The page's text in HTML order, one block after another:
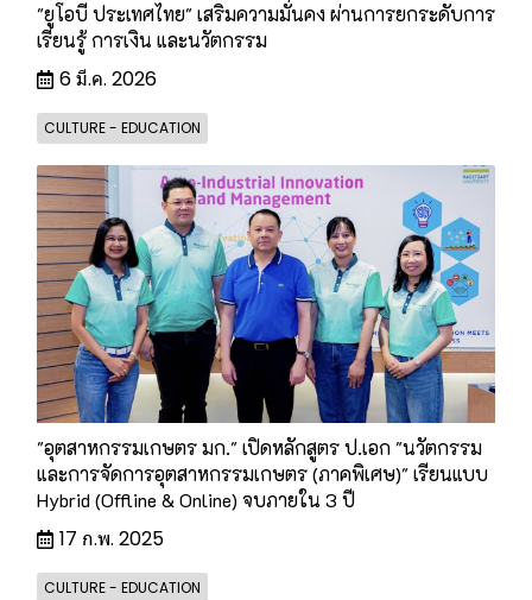
"ยูโอบี ประเทศไทย" เสริมความมั่นคง ผ่านการยกระดับการ
เรียนรู้ การเงิน และนวัตกรรม
6 มี.ค. 2026
CULTURE - EDUCATION
"อุตสาหกรรมเกษตร มก." เปิดหลักสูตร ป.เอก "นวัตกรรม
และการจัดการอุตสาหกรรมเกษตร (ภาคพิเศษ)" เรียนแบบ
Hybrid (Offline & Online) จบภายใน 3 ปี
17 ก.พ. 2025
CULTURE - EDUCATION